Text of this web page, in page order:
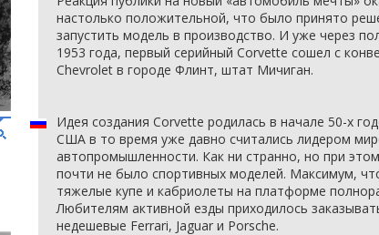
настолько положительной, что было принято
запустить модель в производство. И уже через
1953 года, первый серийный Corvette сошел с
Chevrolet в городе Флинт, штат Мичиган.
Идея создания Corvette родилась в начале 50-х
США в то время уже давно считались лидером
автопромышленности. Как ни странно, но при
почти не было спортивных моделей. Максимум,
тяжелые купе и кабриолеты на платформе
Любителям активной езды приходилось
недешевые Ferrari, Jaguar и Porsche.